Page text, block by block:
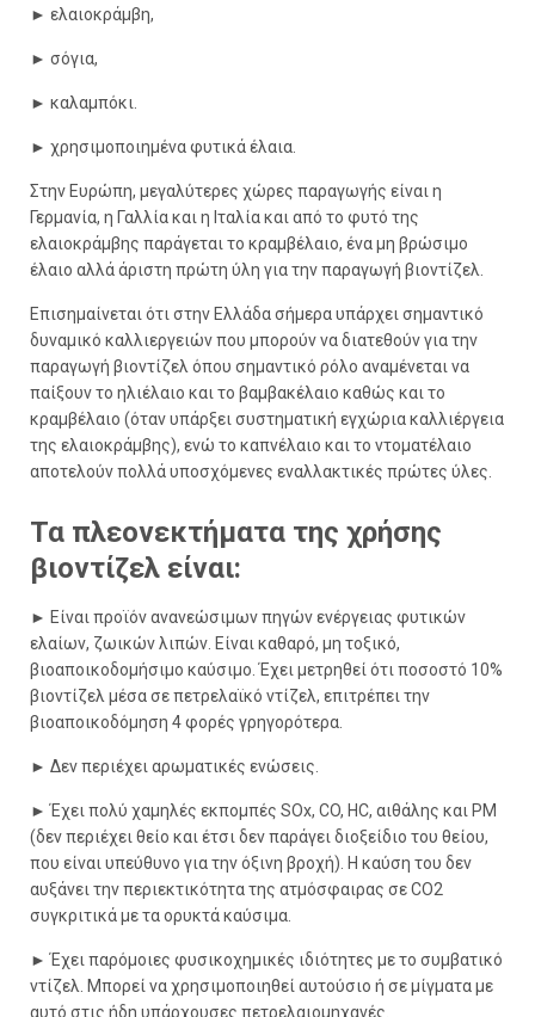
► ελαιοκράµβη,
► σόγια,
► καλαµπόκι.
► χρησιµοποιηµένα φυτικά έλαια.
Στην Ευρώπη, µεγαλύτερες χώρες παραγωγής είναι η
Γερµανία, η Γαλλία και η Ιταλία και από το φυτό της
ελαιοκράµβης παράγεται το κραµβέλαιο, ένα µη βρώσιµο
έλαιο αλλά άριστη πρώτη ύλη για την παραγωγή βιοντίζελ.
Επισηµαίνεται ότι στην Ελλάδα σήµερα υπάρχει σηµαντικό
δυναµικό καλλιεργειών που µπορούν να διατεθούν για την
παραγωγή βιοντίζελ όπου σηµαντικό ρόλο αναµένεται να
παίξουν το ηλιέλαιο και το βαµβακέλαιο καθώς και το
κραµβέλαιο (όταν υπάρξει συστηµατική εγχώρια καλλιέργεια
της ελαιοκράµβης), ενώ το καπνέλαιο και το ντοµατέλαιο
αποτελούν πολλά υποσχόµενες εναλλακτικές πρώτες ύλες.
Τα πλεονεκτήματα της χρήσης
βιοντίζελ είναι:
► Είναι προϊόν ανανεώσιμων πηγών ενέργειας φυτικών
ελαίων, ζωικών λιπών. Είναι καθαρό, μη τοξικό,
βιοαποικοδομήσιμο καύσιμο. Έχει μετρηθεί ότι ποσοστό 10%
βιοντίζελ μέσα σε πετρελαϊκό ντίζελ, επιτρέπει την
βιοαποικοδόμηση 4 φορές γρηγορότερα.
► Δεν περιέχει αρωματικές ενώσεις.
►Έχει πολύ χαμηλές εκπομπές SOx, CO, HC, αιθάλης και PM
(δεν περιέχει θείο και έτσι δεν παράγει διοξείδιο του θείου,
που είναι υπεύθυνο για την όξινη βροχή). Η καύση του δεν
αυξάνει την περιεκτικότητα της ατμόσφαιρας σε CO2
συγκριτικά με τα ορυκτά καύσιμα.
►Έχει παρόμοιες φυσικοχημικές ιδιότητες με το συμβατικό
ντίζελ. Μπορεί να χρησιμοποιηθεί αυτούσιο ή σε μίγματα με
αυτό στις ήδη υπάρχουσες πετρελαιομηχανές.